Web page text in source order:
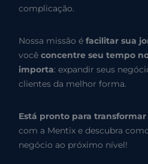
complicação.
Nossa missão éfacilitar sua
vocêconcentre seu tempo
importa: expandir seus
clientes da melhor forma.
Está pronto para transformar
com a Mentix e descubra
negócio ao próximo nível!